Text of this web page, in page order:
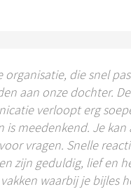
organisatie, die snel
aan onze dochter. De
verloopt erg
is meedenkend. Je kan
vragen. Snelle
zijn geduldig, lief en
waarbij je bijles